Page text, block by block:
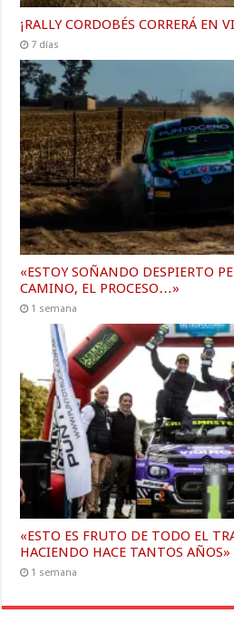
¡RALLY CORDOBÉS CORRERÁ EN
7 días
«ESTOY SOÑANDO DESPIERTO
CAMINO, EL PROCESO…»
1 semana
«ESTO ES FRUTO DE TODO EL
HACIENDO HACE TANTOS AÑOS»
1 semana